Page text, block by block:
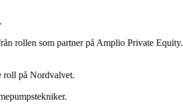
rollen som partner på Amplio Private Equity.
roll på Nordvalvet.